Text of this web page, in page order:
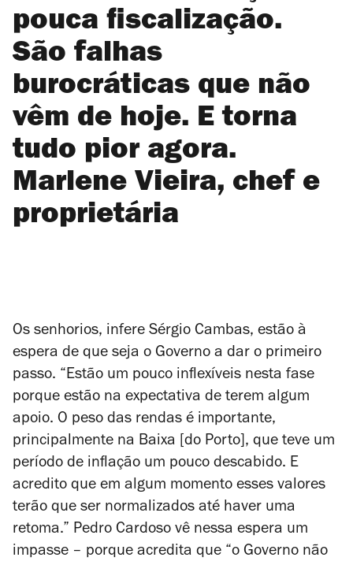
pouca fiscalização.
São falhas
burocráticas que não
vêm de hoje. E torna
tudo pior agora.
Marlene Vieira, chef e
proprietária
Os senhorios, infere Sérgio Cambas, estão à
espera de que seja o Governo a dar o primeiro
passo. “Estão um pouco inflexíveis nesta fase
porque estão na expectativa de terem algum
apoio. O peso das rendas é importante,
principalmente na Baixa [do Porto], que teve um
período de inflação um pouco descabido. E
acredito que em algum momento esses valores
terão que ser normalizados até haver uma
retoma.” Pedro Cardoso vê nessa espera um
impasse – porque acredita que “o Governo não